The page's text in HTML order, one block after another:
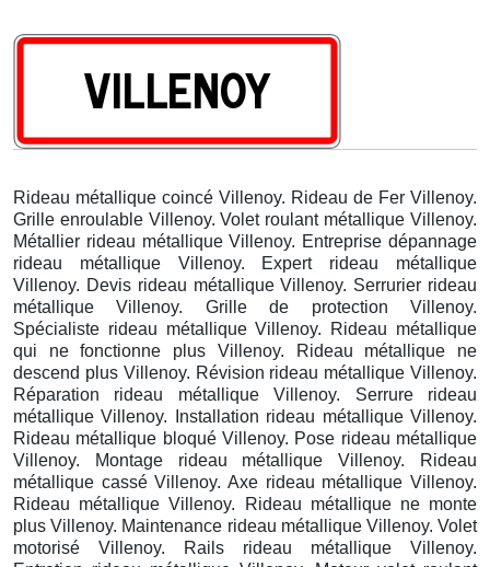
Rideau métallique coincé Villenoy. Rideau de Fer Villenoy.
Grille enroulable Villenoy. Volet roulant métallique Villenoy.
Métallier rideau métallique Villenoy. Entreprise dépannage
rideau métallique Villenoy. Expert rideau métallique
Villenoy. Devis rideau métallique Villenoy. Serrurier rideau
métallique Villenoy. Grille de protection Villenoy.
Spécialiste rideau métallique Villenoy. Rideau métallique
qui ne fonctionne plus Villenoy. Rideau métallique ne
descend plus Villenoy. Révision rideau métallique Villenoy.
Réparation rideau métallique Villenoy. Serrure rideau
métallique Villenoy. Installation rideau métallique Villenoy.
Rideau métallique bloqué Villenoy. Pose rideau métallique
Villenoy. Montage rideau métallique Villenoy. Rideau
métallique cassé Villenoy. Axe rideau métallique Villenoy.
Rideau métallique Villenoy. Rideau métallique ne monte
plus Villenoy. Maintenance rideau métallique Villenoy. Volet
motorisé Villenoy. Rails rideau métallique Villenoy.